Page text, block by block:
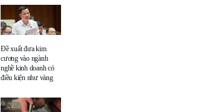
Đề xuất đưa kim
cương vào ngành
nghề kinh doanh có
điều kiện như vàng